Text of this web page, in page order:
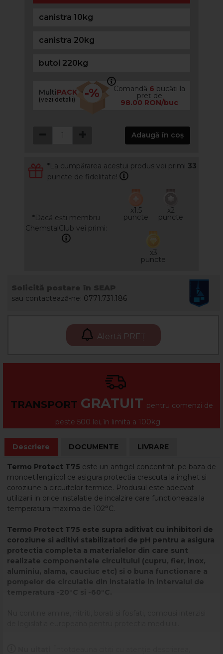
canistra 10kg
canistra 20kg
butoi 220kg
MultiPACK
(vezi detalii) -% Comandă 6 bucăți la
preț de
98.00 RON/buc
Adaugă în coș
*La cumpărarea acestui produs vei primi 33
puncte de fidelitate!
*Dacă ești membru
ChemstalClub vei primi:
x1.5
puncte
x2
puncte
x3
puncte
sau contactează-ne: 0771.731.186
Alertă PREȚ
TRANSPORT GRATUIT pentru comenzi de
peste 500 lei, în limita a 100kg
Descriere DOCUMENTE LIVRARE
Termo Protect T75 este un antigel concentrat, pe baza de
monoetilenglicol ce asigura protectia crescuta la inghet si
coroziune a circuitelor termice. Produsul este adecvat
utilizarii in orice instalatie de incalzire care functioneaza la
temperatura maxima de 102°C.
Termo Protect T75 este supra aditivat cu inhibitori de
coroziune si aditivi stabilizatori de pH pentru a asigura
protectia completa a materialelor din care sunt
realizate componentele circuitului (cupru, fier, inox,
aluminiu, alama, cauciuc etc) si o buna functionare a
pompelor de circulatie din instalatie in intervalul de